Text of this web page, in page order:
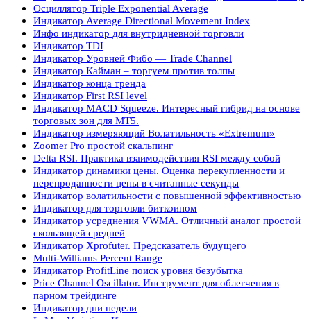
Осциллятор Triple Exponential Average
Индикатор Average Directional Movement Index
Инфо индикатор для внутридневной торговли
Индикатор TDI
Индикатор Уровней Фибо — Trade Channel
Индикатор Кайман – торгуем против толпы
Индикатор конца тренда
Индикатор First RSI level
Индикатор MACD Squeeze. Интересный гибрид на основе
торговых зон для МТ5.
Индикатор измеряющий Волатильность «Extremum»
Zoomer Pro простой скальпинг
Delta RSI. Практика взаимодействия RSI между собой
Индикатор динамики цены. Оценка перекупленности и
перепроданности цены в считанные секунды
Индикатор волатильности с повышенной эффективностью
Индикатор для торговли биткоином
Индикатор усреднения VWMA. Отличный аналог простой
скользящей средней
Индикатор Xprofuter. Предсказатель будущего
Multi-Williams Percent Range
Индикатор ProfitLine поиск уровня безубытка
Price Channel Oscillator. Инструмент для облегчения в
парном трейдинге
Индикатор дни недели